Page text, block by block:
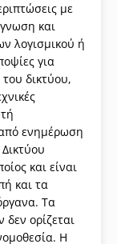
με
και
λογισμικού ή
για
δικτύου,
ενημέρωση
και είναι
και τα
Τα
ορίζεται
Η